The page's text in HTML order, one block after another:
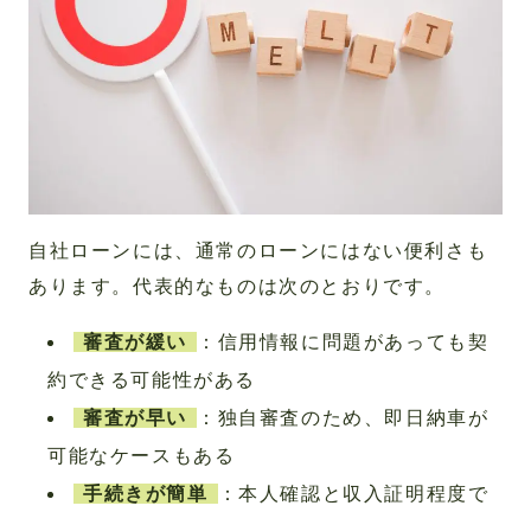
自社ローンには、通常のローンにはない便利さも
あります。代表的なものは次のとおりです。
審査が緩い
：信用情報に問題があっても契
約できる可能性がある
審査が早い
：独自審査のため、即日納車が
可能なケースもある
手続きが簡単
：本人確認と収入証明程度で